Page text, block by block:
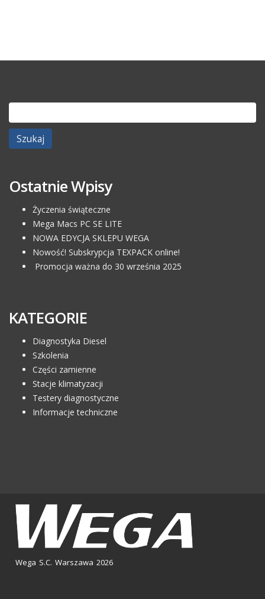
Szukaj:
Ostatnie Wpisy
Życzenia świąteczne
Mega Macs PC SE LITE
NOWA EDYCJA SKLEPU WEGA
Nowość! Subskrypcja TEXPACK online!
Promocja ważna do 30 września 2025
KATEGORIE
Diagnostyka Diesel
Szkolenia
Części zamienne
Stacje klimatyzacji
Testery diagnostyczne
Informacje techniczne
Wega S.C. Warszawa 2026